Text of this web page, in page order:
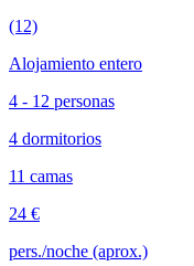
(12)
Alojamiento entero
4 - 12 personas
4 dormitorios
11 camas
24 €
pers./noche (aprox.)